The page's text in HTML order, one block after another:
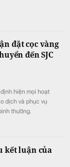
đặt cọc vàng
đến SJC
hiện mọi hoạt
dịch và phục vụ
thường.
kết luận của